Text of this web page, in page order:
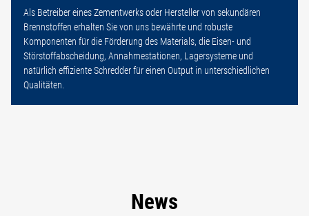
Als Betreiber eines Zementwerks oder Hersteller von sekundären
Brennstoffen erhalten Sie von uns bewährte und robuste
Komponenten für die Förderung des Materials, die Eisen- und
Störstoffabscheidung, Annahmestationen, Lagersysteme und
natürlich effiziente Schredder für einen Output in unterschiedlichen
Qualitäten.
News